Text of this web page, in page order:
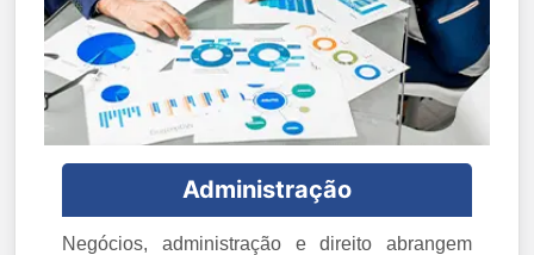
Administração
Negócios, administração e direito abrangem